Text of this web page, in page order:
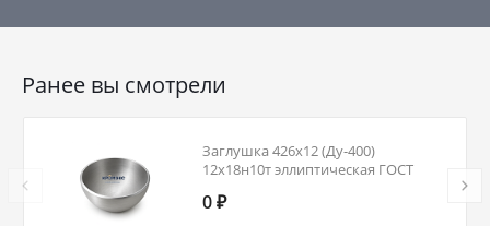
Ранее вы смотрели
Заглушка 426х12 (Ду-400)
12х18н10т эллиптическая ГОСТ
0 ₽